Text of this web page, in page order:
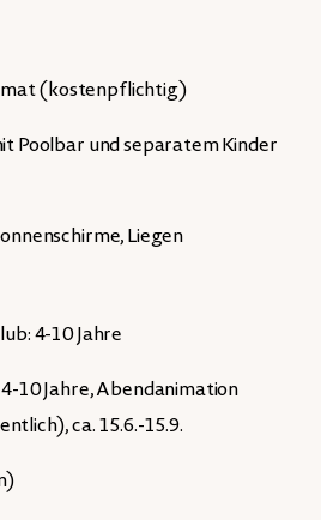
(kostenpflichtig)
Poolbar und separatem Kinder
Liegen
4-10 Jahre
10 Jahre, Abendanimation
ca. 15.6.-15.9.